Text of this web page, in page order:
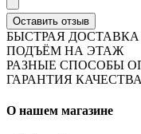
Оставить отзыв
БЫСТРАЯ
ПОДЪЁМ НА ЭТАЖ
РАЗНЫЕ СПОСОБЫ
ГАРАНТИЯ
О нашем магазине